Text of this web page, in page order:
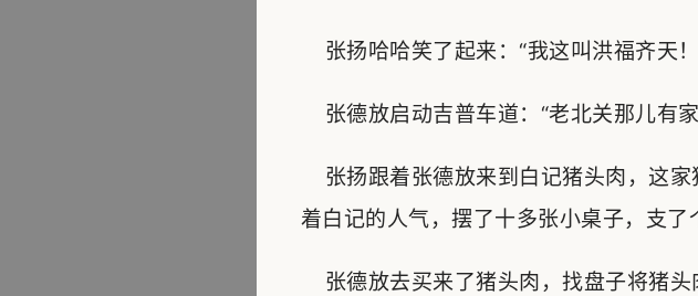
张扬哈哈笑了起来：“我这叫洪福齐天
张德放启动吉普车道：“老北关那儿有
张扬跟着张德放来到白记猪头肉，这家
着白记的人气，摆了十多张小桌子，支了
张德放去买来了猪头肉，找盘子将猪头